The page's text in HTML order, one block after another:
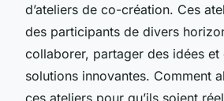
d’ateliers de co-création. Ces
des participants de divers
collaborer, partager des idées
solutions innovantes. Comment
ces ateliers pour qu’ils soient